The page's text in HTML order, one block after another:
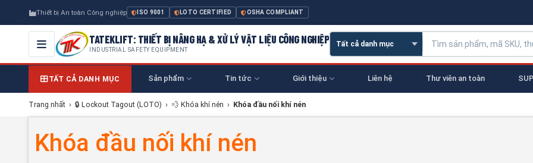
Thiết bị An toàn Công nghiệp ISO 9001 LOTO CERTIFIED OSHA COMPLIANT
TATEKLIFT: THIẾT BỊ NÂNG HẠ & XỬ LÝ VẬT LIỆU CÔNG NGHIỆP
INDUSTRIAL SAFETY EQUIPMENT
TẤT CẢ DANH MỤC Sản phẩm Tin tức Giới thiệu Liên hệ Thư viên an toàn
Trang nhất › 🔒 Lockout Tagout (LOTO) › 💨 Khóa khí nén › Khóa đầu nối khí nén
Khóa đầu nối khí nén